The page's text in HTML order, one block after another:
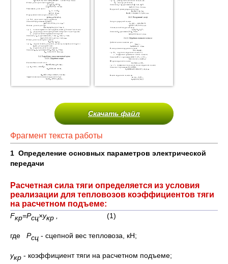
Скачать файл
Фрагмент текста работы
1 Определение основных параметров электрической
передачи
Расчетная сила тяги определяется из условия
реализации для тепловозов коэффициентов тяги
на расчетном подъеме:
Fкр=Рсц×yкр (1)
где Рсц - сцепной вес тепловоза, кН;
yкр - коэффициент тяги на расчетном подъеме;